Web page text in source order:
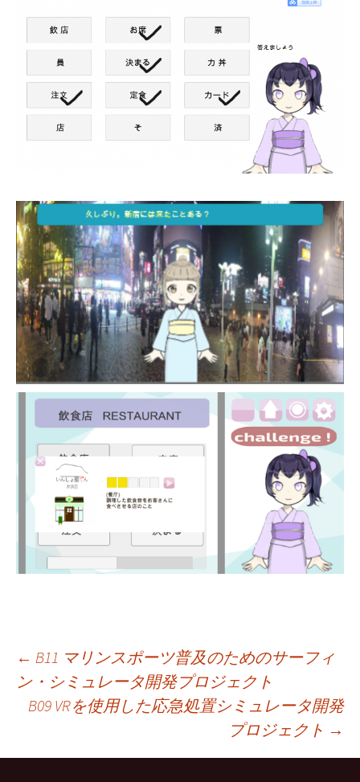
投
稿
ナ
← B11 マリンスポーツ普及のためのサーフィ
ン・シミュレータ開発プロジェクト
B09 VRを使用した応急処置シミュレータ開発
プロジェクト →